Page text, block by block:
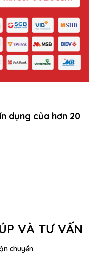
dụng của hơn 20
VÀ TƯ VẤN
chuyển